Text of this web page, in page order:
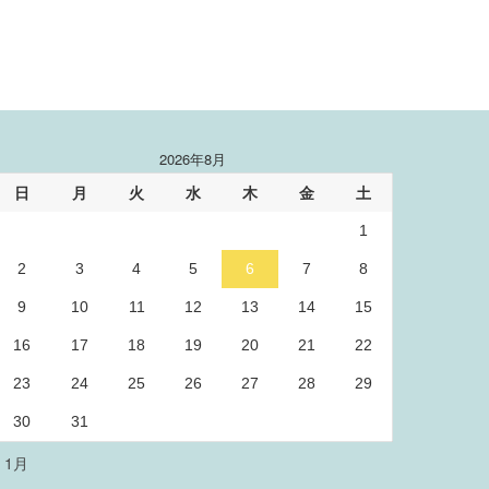
2026年8月
日 月 火 水 木 金 土
1
2 3 4 5 6 7 8
9 10 11 12 13 14 15
16 17 18 19 20 21 22
23 24 25 26 27 28 29
30 31
月